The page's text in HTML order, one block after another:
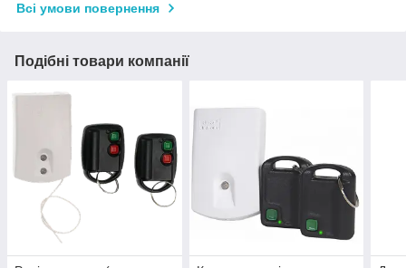
Всі умови повернення
Подібні товари компанії